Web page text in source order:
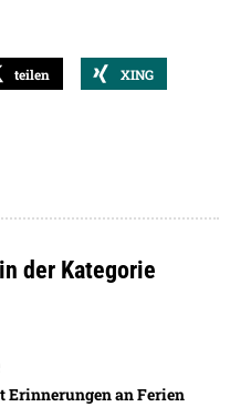
teilen
XING
der Kategorie
Erinnerungen an Ferien